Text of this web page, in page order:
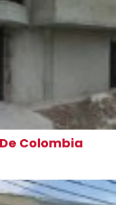
Colombia